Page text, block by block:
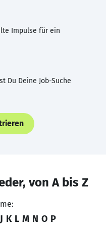
Impulse für ein
Du Deine Job-Suche
von A bis Z
J K L M N O P